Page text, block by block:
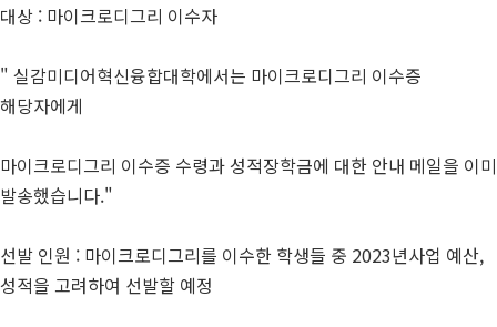
대상 : 마이크로디그리 이수자
" 실감미디어혁신융합대학에서는 마이크로디그리 이수증
해당자에게
마이크로디그리 이수증 수령과 성적장학금에 대한 안내 메일을 이미
발송했습니다."
선발 인원 : 마이크로디그리를 이수한 학생들 중 2023년사업 예산,
성적을 고려하여 선발할 예정